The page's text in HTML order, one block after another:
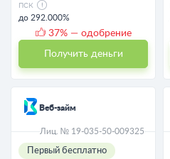
ПСК
до 292.000%
37% — одобрение
Получить деньги
Веб-займ
Лиц. № 19-035-50-009325
Первый бесплатно